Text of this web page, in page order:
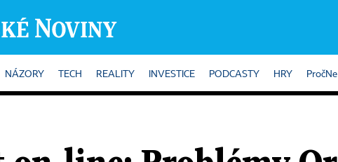
NÁZORY TECH REALITY INVESTICE PODCASTY HRY PročNe